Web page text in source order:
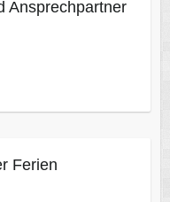
Ansprechpartner
Ferien